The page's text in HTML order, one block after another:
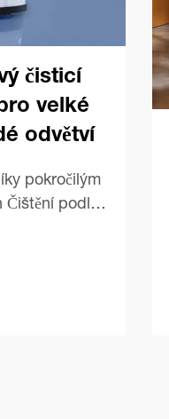
čisticí
velké
odvětví
pokročilým
podlah
které